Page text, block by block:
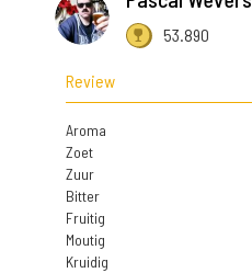
53.890
Review
Aroma
Zoet
Zuur
Bitter
Fruitig
Moutig
Kruidig